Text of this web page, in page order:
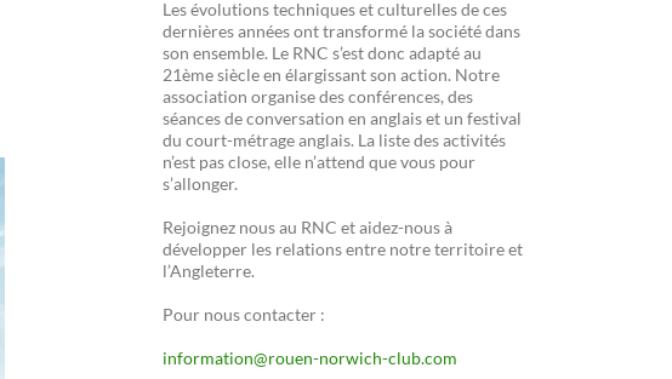
Les évolutions techniques et culturelles de ces
dernières années ont transformé la société dans
son ensemble. Le RNC s’est donc adapté au
21ème siècle en élargissant son action. Notre
association organise des conférences, des
séances de conversation en anglais et un festival
du court-métrage anglais. La liste des activités
n’est pas close, elle n’attend que vous pour
s’allonger.
Rejoignez nous au RNC et aidez-nous à
développer les relations entre notre territoire et
l’Angleterre.
Pour nous contacter :
information@rouen-norwich-club.com